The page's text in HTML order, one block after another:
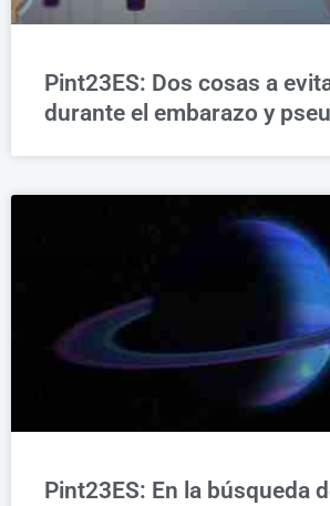
Pint23ES: Dos cosas a
durante el embarazo y
Pint23ES: En la búsqueda